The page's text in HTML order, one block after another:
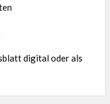
digital oder als